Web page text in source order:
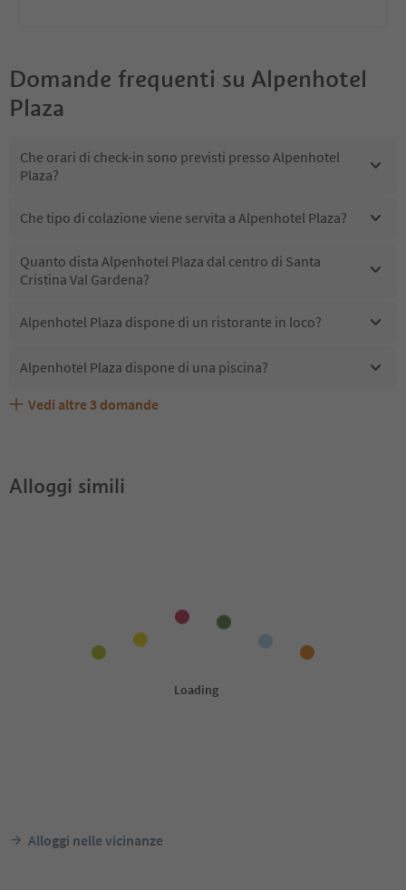
Domande frequenti su Alpenhotel
Plaza
Che orari di check-in sono previsti presso Alpenhotel
Plaza?
Che tipo di colazione viene servita a Alpenhotel Plaza?
Quanto dista Alpenhotel Plaza dal centro di Santa
Cristina Val Gardena?
Alpenhotel Plaza dispone di un ristorante in loco?
Alpenhotel Plaza dispone di una piscina?
Alpenhotel Plaza accetta animali domestici?
Quali servizi/attività sono disponibili presso Alpenhotel
Gli ospiti di Alpenhotel Plaza ricevono l'Alto Adige Guest
Vedi altre 3 domande
Alloggi simili
Alloggi nelle vicinanze